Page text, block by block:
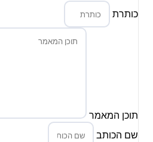
כותרת
תוכן המאמר
שם הכותב